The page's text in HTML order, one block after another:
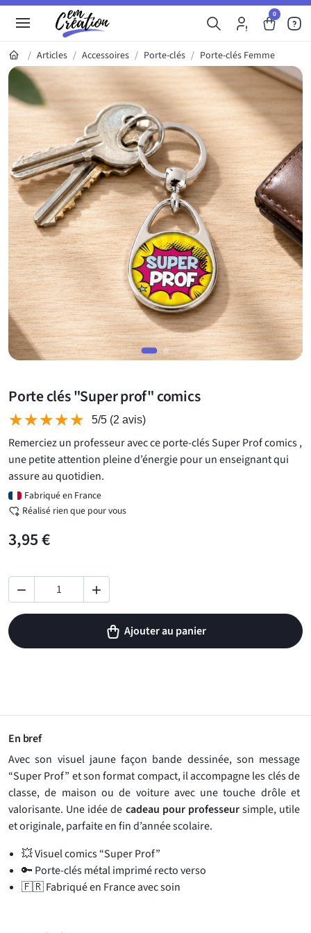
0
Articles Accessoires Porte-clés Porte-clés Femme
Galerie du produit
Porte clés "Super prof" comics
★★★★★
★★★★★ 5/5 (2 avis)
Remerciez un professeur avec ce porte-clés Super Prof comics ,
une petite attention pleine d’énergie pour un enseignant qui
assure au quotidien.
Fabriqué en France
Réalisé rien que pour vous
3,95 €
 
Ajouter au panier
En bref
Avec son visuel jaune façon bande dessinée, son message
“Super Prof” et son format compact, il accompagne les clés de
classe, de maison ou de voiture avec une touche drôle et
valorisante. Une idée de cadeau pour professeursimple, utile
et originale, parfaite en fin d’année scolaire.
💥 Visuel comics “Super Prof”
🔑 Porte-clés métal imprimé recto verso
🇫🇷 Fabriqué en France avec soin